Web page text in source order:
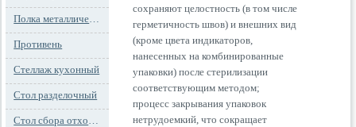
Полка металлическая
Противень
Стеллаж кухонный
Стол разделочный
Стол сбора отходов
сохраняют целостность (в том числе
герметичность швов) и внешних вид
(кроме цвета индикаторов,
нанесенных на комбинированные
упаковки) после стерилизации
соответствующим методом;
процесс закрывания упаковок
нетрудоемкий, что сокращает